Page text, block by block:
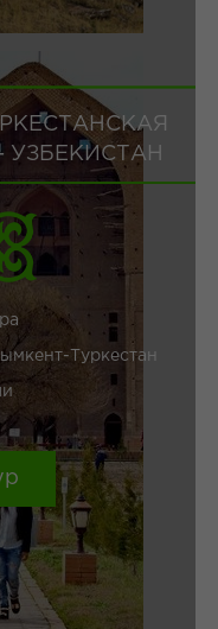
Туркестан